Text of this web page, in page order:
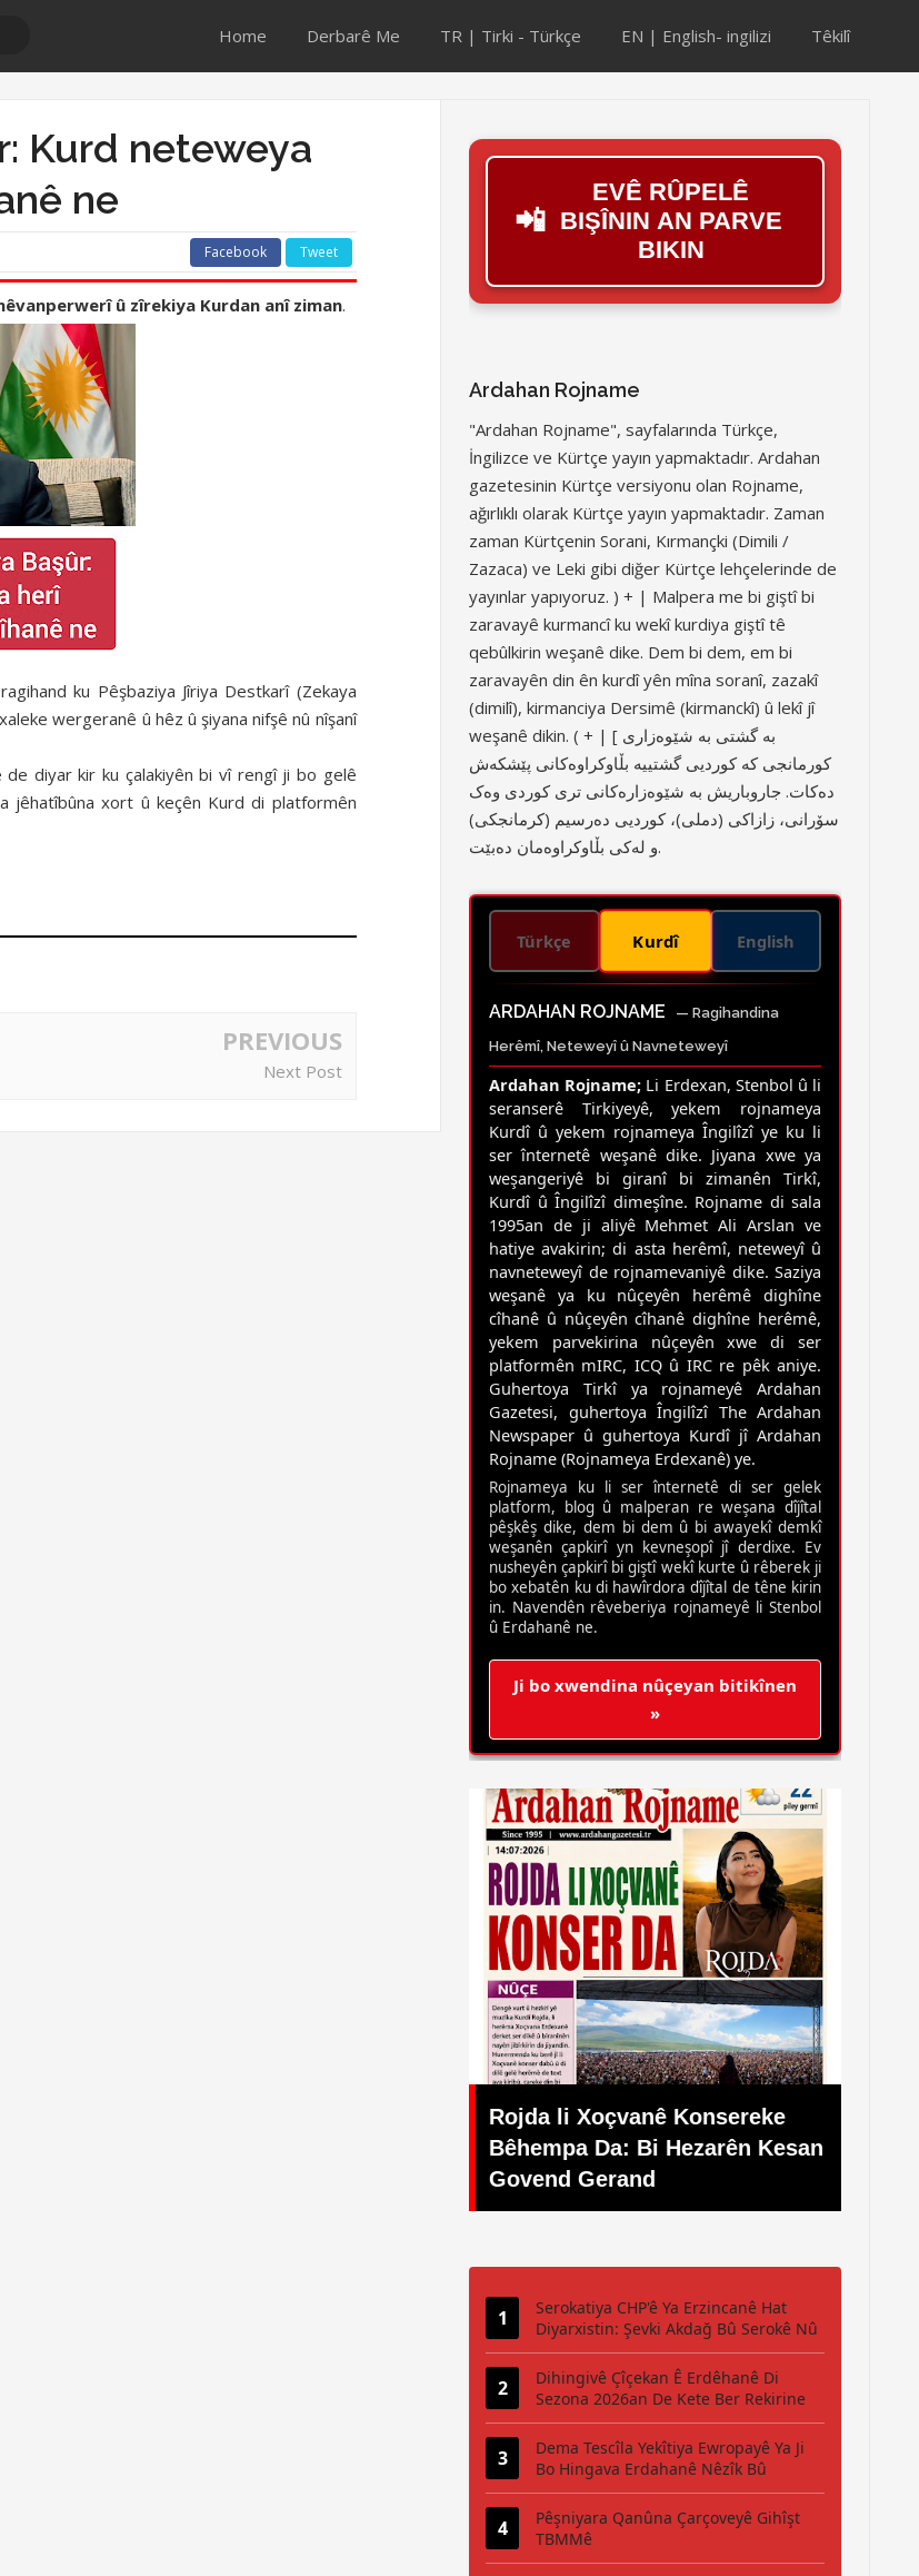
Home Derbarê Me TR | Tirki - Türkçe EN | English- ingilizi Têkilî
Kurd neteweya
ne
Facebook Tweet
û zîrekiya Kurdan anî ziman.
ku Pêşbaziya Jîriya Destkarî (Zekaya
wergeranê û hêz û şiyana nifşê nû nîşanî
diyar kir ku çalakiyên bi vî rengî ji bo gelê
jêhatîbûna xort û keçên Kurd di platformên
PREVIOUS
Next Post
📲
EVÊ RÛPELÊ
BIŞÎNIN AN PARVE
BIKIN
Ardahan Rojname
"Ardahan Rojname", sayfalarında Türkçe,
İngilizce ve Kürtçe yayın yapmaktadır. Ardahan
gazetesinin Kürtçe versiyonu olan Rojname,
ağırlıklı olarak Kürtçe yayın yapmaktadır. Zaman
zaman Kürtçenin Sorani, Kırmançki (Dimili /
Zazaca) ve Leki gibi diğer Kürtçe lehçelerinde de
yayınlar yapıyoruz. ) + | Malpera me bi giştî bi
zaravayê kurmancî ku wekî kurdiya giştî tê
qebûlkirin weşanê dike. Dem bi dem, em bi
zaravayên din ên kurdî yên mîna soranî, zazakî
(dimilî), kirmanciya Dersimê (kirmanckî) û lekî jî
weşanê dikin. ( + | [ بە گشتی بە شێوەزاری
کورمانجی کە کوردیی گشتییە بڵاوکراوەکانی پێشکەش
دەکات. جاروباریش بە شێوەزارەکانی تری کوردی وەک
سۆرانی، زازاکی (دملی)، کوردیی دەرسیم (کرمانجکی)
و لەکی بڵاوکراوەمان دەبێت.
Türkçe Kurdî English
ARDAHAN ROJNAME
— Ragihandina
Herêmî, Neteweyî û Navneteweyî
Ardahan Rojname; Li Erdexan, Stenbol û li
seranserê Tirkiyeyê, yekem rojnameya
Kurdî û yekem rojnameya Îngilîzî ye ku li
ser înternetê weşanê dike. Jiyana xwe ya
weşangeriyê bi giranî bi zimanên Tirkî,
Kurdî û Îngilîzî dimeşîne. Rojname di sala
1995an de ji aliyê Mehmet Ali Arslan ve
hatiye avakirin; di asta herêmî, neteweyî û
navneteweyî de rojnamevaniyê dike. Saziya
weşanê ya ku nûçeyên herêmê dighîne
cîhanê û nûçeyên cîhanê dighîne herêmê,
yekem parvekirina nûçeyên xwe di ser
platformên mIRC, ICQ û IRC re pêk aniye.
Guhertoya Tirkî ya rojnameyê Ardahan
Gazetesi, guhertoya Îngilîzî The Ardahan
Newspaper û guhertoya Kurdî jî Ardahan
Rojname (Rojnameya Erdexanê) ye.
Rojnameya ku li ser înternetê di ser gelek
platform, blog û malperan re weşana dîjîtal
pêşkêş dike, dem bi dem û bi awayekî demkî
weşanên çapkirî yn kevneşopî jî derdixe. Ev
nusheyên çapkirî bi giştî wekî kurte û rêberek ji
bo xebatên ku di hawîrdora dîjîtal de têne kirin
in. Navendên rêveberiya rojnameyê li Stenbol
û Erdahanê ne.
Ji bo xwendina nûçeyan bitikînen
»
Rojda li Xoçvanê Konsereke
Bêhempa Da: Bi Hezarên Kesan
Her weha Sîluet Xuyan Nekir jî
Kêfxweşî Kêm Nebû: Festîvala
Navneteweyî ya Bisîkletê Kete
Pêşiya Komele û Şaredariyan
Serokatiya CHP'ê Ya Erzincanê Hat
Diyarxistin: Şevki Akdağ Bû Serokê Nû
Dihingivê Çîçekan Ê Erdêhanê Di
Sezona 2026an De Kete Ber Rekirine
Dema Tescîla Yekîtiya Ewropayê Ya Ji
Bo Hingava Erdahanê Nêzîk Bû
Pêşniyara Qanûna Çarçoveyê Gihîşt
TBMMê